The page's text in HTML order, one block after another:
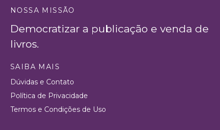
NOSSA MISSÃO
Democratizar a publicação e venda de
livros.
SAIBA MAIS
Dúvidas e Contato
Política de Privacidade
Termos e Condições de Uso